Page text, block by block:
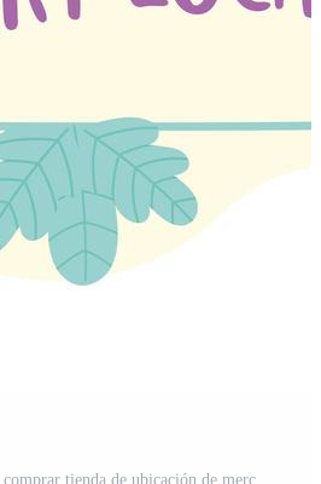
Apoyar negocios locales, comprar tienda de ubicación de mercado pequeño Vector Gratis